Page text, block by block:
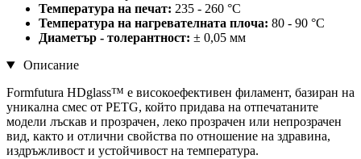
Температура на печат: 235 - 260 °C
Температура на нагревателната плоча: 80 - 90 °C
Диаметър - толерантност: ± 0,05 мм
Описание
Formfutura HDglass™ е високоефективен филамент, базиран на
уникална смес от PETG, който придава на отпечатаните
модели лъскав и прозрачен, леко прозрачен или непрозрачен
вид, както и отлични свойства по отношение на здравина,
издръжливост и устойчивост на температура.